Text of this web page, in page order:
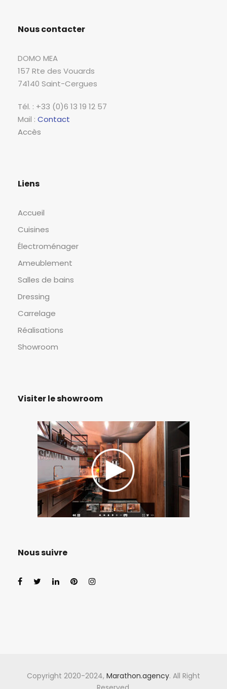
Nous contacter
DOMO MEA
157 Rte des Vouards
74140 Saint-Cergues
Tél. : +33 (0)6 13 19 12 57
Mail : Contact
Accès
Liens
Accueil
Cuisines
Électroménager
Ameublement
Salles de bains
Dressing
Carrelage
Réalisations
Showroom
Visiter le showroom
Nous suivre
Copyright 2020-2024, Marathon.agency. All Right